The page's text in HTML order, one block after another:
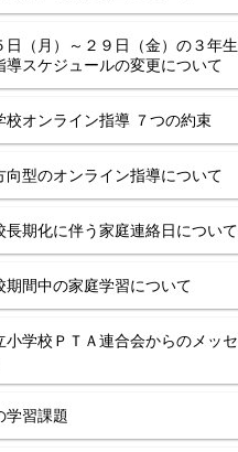
日（月）～２９日（金）の３年
導スケジュールの変更について
校オンライン指導 ７つの約束
向型のオンライン指導について
長期化に伴う家庭連絡日について
期間中の家庭学習について
小学校ＰＴＡ連合会からのメッ
学習課題